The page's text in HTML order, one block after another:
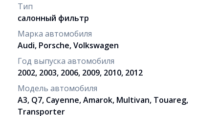
Тип
салонный фильтр
Марка автомобиля
Audi, Porsche, Volkswagen
Год выпуска автомобиля
2002, 2003, 2006, 2009, 2010, 2012
Модель автомобиля
A3, Q7, Cayenne, Amarok, Multivan, Touareg,
Transporter